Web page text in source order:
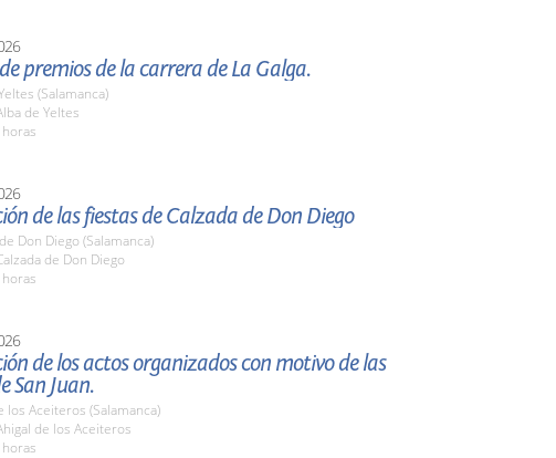
premios de la carrera de La Galga.
(Salamanca)
de Yeltes
de las fiestas de Calzada de Don Diego
Don Diego (Salamanca)
de Don Diego
de los actos organizados con motivo de las
San Juan.
los Aceiteros (Salamanca)
de los Aceiteros